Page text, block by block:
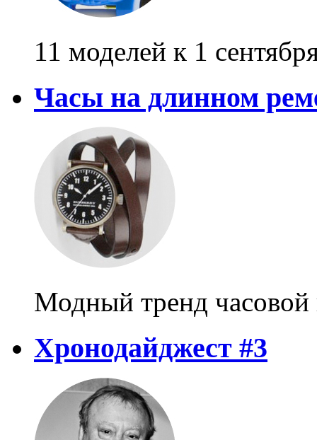
11 моделей к 1
Часы на длинном
Модный тренд часовой
Хронодайджест #3